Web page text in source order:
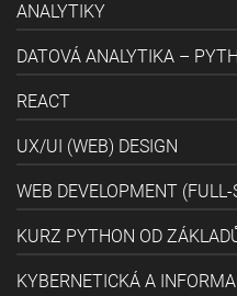
ANALYTIKY
DATOVÁ ANALYTIKA –
REACT
UX/UI (WEB) DESIGN
WEB DEVELOPMENT (FULL-
KURZ PYTHON OD
KYBERNETICKÁ A